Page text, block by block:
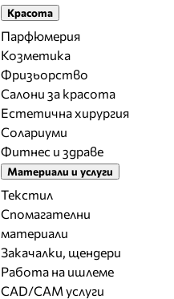
Красота
Парфюмерия
Козметика
Фризьорство
Салони за красота
Естетична хирургия
Солариуми
Фитнес и здраве
Материали и услуги
Текстил
Спомагателни
материали
Закачалки, щендери
Работа на ишлеме
CAD/CAM услуги